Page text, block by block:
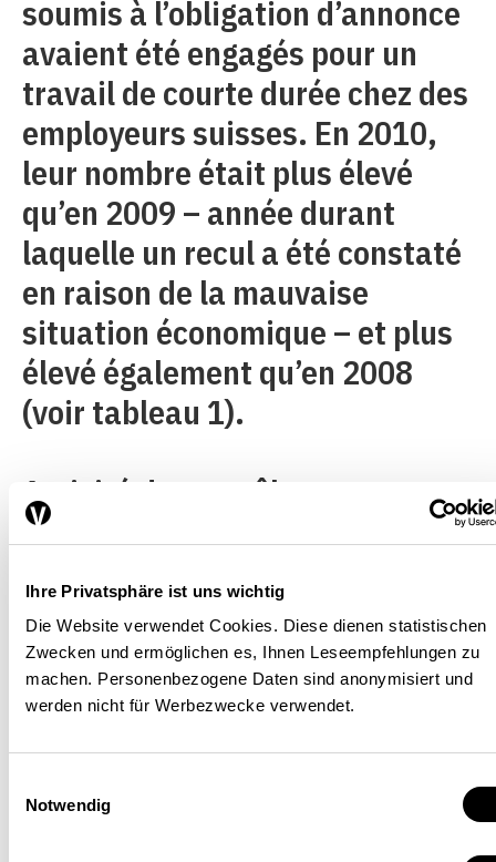
Ihre Privatsphäre ist uns wichtig
Die Website verwendet Cookies. Diese dienen statistischen
Zwecken und ermöglichen es, Ihnen Leseempfehlungen zu
machen. Personenbezogene Daten sind anonymisiert und
werden nicht für Werbezwecke verwendet.
Notwendig
soumis à l’obligation d’annonce
avaient été engagés pour un
travail de courte durée chez des
employeurs suisses. En 2010,
leur nombre était plus élevé
qu’en 2009 – année durant
laquelle un recul a été constaté
en raison de la mauvaise
situation économique – et plus
élevé également qu’en 2008
(voir tableau 1).
Activité de contrôle
tripartites ont contrôlé 5380
entreprises détachant des
travailleurs et 3486
16 950 personnes) ainsi que